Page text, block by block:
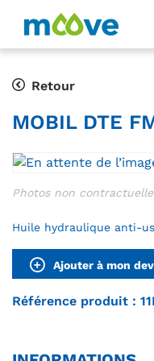
Retour
MOBIL DTE
Huile hydraulique anti-
Ajouter à mon
Référence produit :